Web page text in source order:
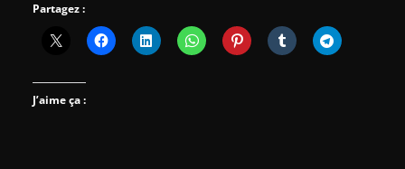
Partagez :
J’aime ça :